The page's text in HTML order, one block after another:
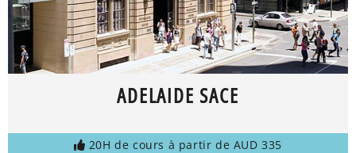
ADELAIDE SACE
20H de cours à partir de AUD 335